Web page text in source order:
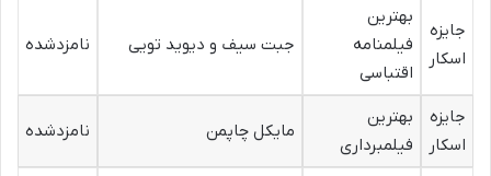
جایزه
اسکار
بهترین
فیلمنامه
اقتباسی
جبت سیف و دیوید تویی نامزدشده
جایزه
اسکار
بهترین
فیلمبرداری
مایکل چاپمن نامزدشده